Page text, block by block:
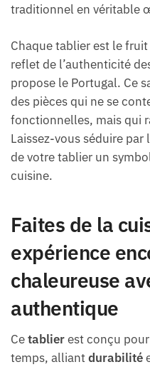
traditionnel en véritable
Chaque tablier est le fruit
reflet de l’authenticité
propose le Portugal. Ce
des pièces qui ne se
fonctionnelles, mais qui
Laissez-vous séduire
de votre tablier un
cuisine.
Faites de la
expérience
chaleureuse
authentique
Cetablierest conçu
temps, alliantdurabilité